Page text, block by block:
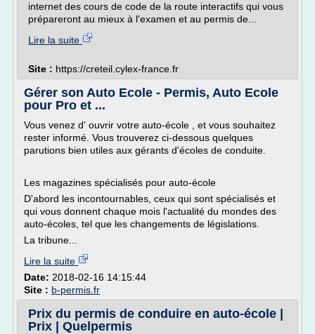
internet des cours de code de la route interactifs qui vous
prépareront au mieux à l'examen et au permis de...
Lire la suite
Site : https://creteil.cylex-france.fr
Gérer son Auto Ecole - Permis, Auto Ecole
pour Pro et ...
Vous venez d' ouvrir votre auto-école , et vous souhaitez
rester informé. Vous trouverez ci-dessous quelques
parutions bien utiles aux gérants d'écoles de conduite.
Les magazines spécialisés pour auto-école
D'abord les incontournables, ceux qui sont spécialisés et
qui vous donnent chaque mois l'actualité du mondes des
auto-écoles, tel que les changements de législations.
La tribune...
Lire la suite
Date: 2018-02-16 14:15:44
Site : b-permis.fr
Prix du permis de conduire en auto-école |
Prix | Quelpermis